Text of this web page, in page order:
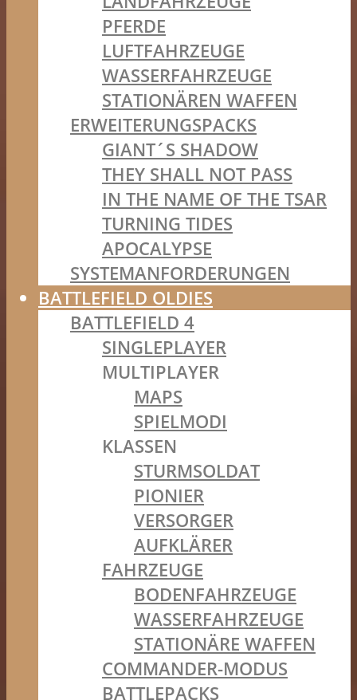
PFERDE
LUFTFAHRZEUGE
WASSERFAHRZEUGE
STATIONÄREN WAFFEN
ERWEITERUNGSPACKS
GIANT´S SHADOW
THEY SHALL NOT PASS
IN THE NAME OF THE TSAR
TURNING TIDES
APOCALYPSE
SYSTEMANFORDERUNGEN
BATTLEFIELD OLDIES
BATTLEFIELD 4
SINGLEPLAYER
MULTIPLAYER
MAPS
SPIELMODI
KLASSEN
STURMSOLDAT
PIONIER
VERSORGER
AUFKLÄRER
FAHRZEUGE
BODENFAHRZEUGE
WASSERFAHRZEUGE
STATIONÄRE WAFFEN
COMMANDER-MODUS
BATTLEPACKS